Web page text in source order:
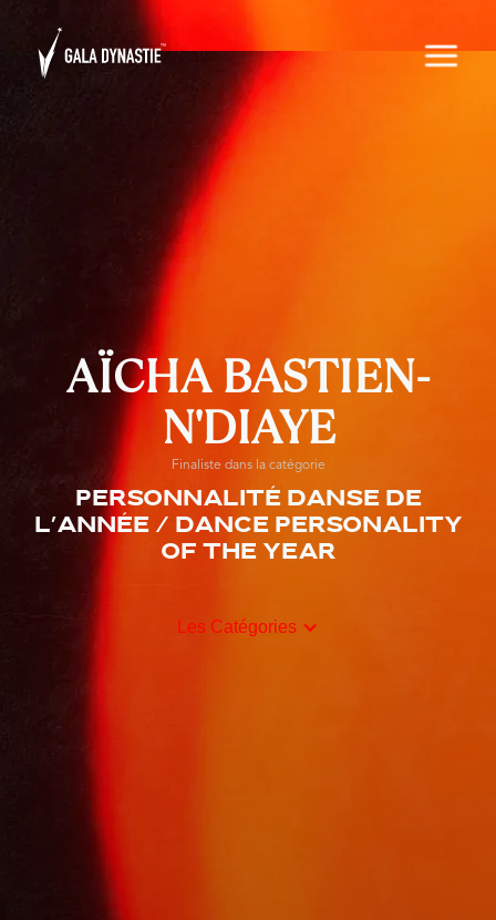
AÏCHA BASTIEN-
N'DIAYE
Finaliste dans la catégorie
Personnalité danse de
l’année / Dance Personality
of the Year
Les Catégories